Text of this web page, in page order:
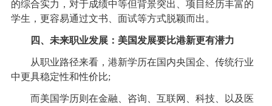
的综合实力，对于成绩中等但背景突出、项目经历丰富的
学生，更容易通过文书、面试等方式脱颖而出。
四、未来职业发展：美国发展要比港新更有潜力
从职业路径来看，港新学历在国内央国企、传统行业
中更具稳定性和性价比;
而美国学历则在金融、咨询、互联网、科技、以及医